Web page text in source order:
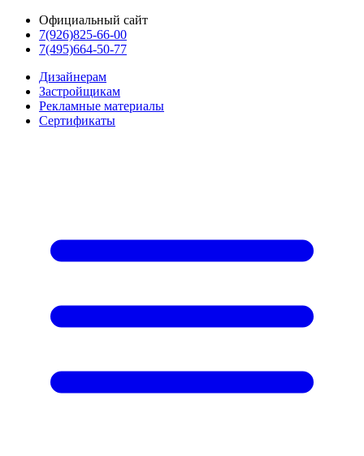
Официальный сайт
7(926)825-66-00
7(495)664-50-77
Дизайнерам
Застройщикам
Рекламные материалы
Сертификаты